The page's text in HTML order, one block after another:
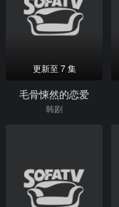
更新至 7 集
毛骨悚然的恋爱
韩剧